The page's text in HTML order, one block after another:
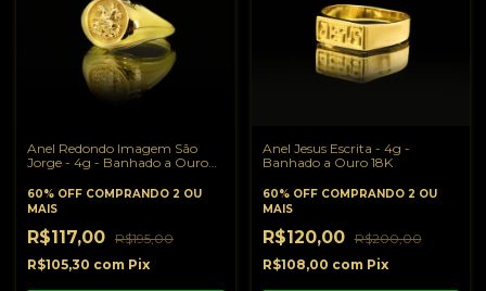
Anel Redondo Imagem São
Jorge - 4g - Banhado a Ouro
60% OFF COMPRANDO 2 OU
MAIS
R$117,00 R$195,00
R$105,30 com Pix
Anel Jesus Escrita - 4g -
Banhado a Ouro 18K
60% OFF COMPRANDO 2 OU
MAIS
R$120,00 R$200,00
R$108,00 com Pix